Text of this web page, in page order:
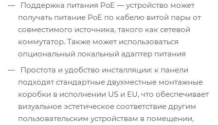
Поддержка питания PoE — устройство может
получать питание PoE по кабелю витой пары от
совместимого источника, такого как сетевой
коммутатор. Также может использоваться
опциональный локальный адаптер питания
Простота и удобство инсталляции: к панели
подходят стандартные двухместные монтажные
коробки в исполнении US и EU, что обеспечивает
визуальное эстетическое соответствие другим
пользовательским устройствам в помещении,